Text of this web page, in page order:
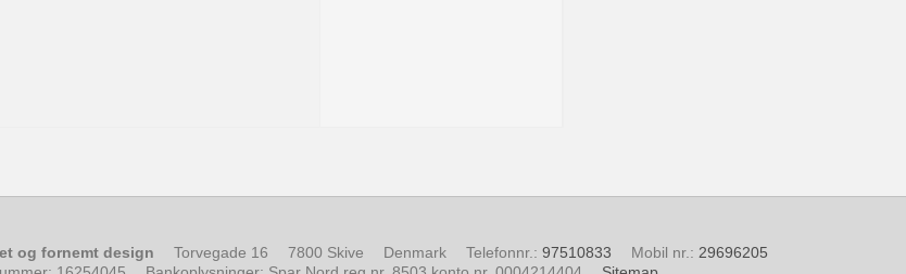
og fornemt design Torvegade 16 7800 Skive Denmark Telefonnr.: 97510833 Mobil nr.: 29696205